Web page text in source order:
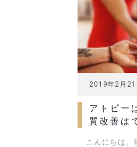
2019年2月21
アトピー
質改善は
こんにちは。